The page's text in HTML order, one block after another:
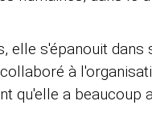
elle s'épanouit dans
à
qu'elle a beaucoup